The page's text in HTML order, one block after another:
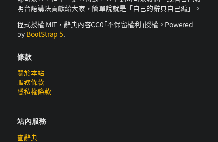
明台語講法貢獻給大家，簡單說就是「自己的辭典自己編」。
程式授權 MIT，辭典內容CC0｢不保留權利｣授權。Powered
by BootStrap 5.
條款
關於本站
服務條款
隱私權條款
站內服務
查辭典